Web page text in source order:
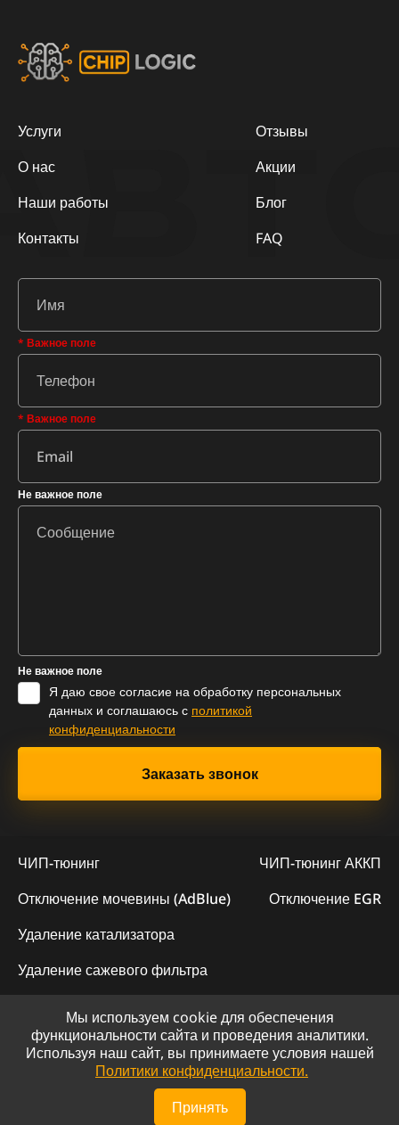
Услуги
О нас
Наши работы
Контакты
Отзывы
Акции
Блог
FAQ
* Важное поле
* Важное поле
Не важное поле
Не важное поле
Я даю свое согласие на обработку персональных
данных и соглашаюсь с политикой
конфиденциальности
ЧИП-тюнинг
ЧИП-тюнинг АККП
Отключение мочевины (AdBlue)
Отключение EGR
Удаление катализатора
Удаление сажевого фильтра
© 2023 - Официальный сайт "ChipLogic"
Политика конфиденциальности
Сайт разработан компанией DS-ART
Мы используем cookie для обеспечения
функциональности сайта и проведения аналитики.
Используя наш сайт, вы принимаете условия нашей
Политики конфиденциальности.
Принять